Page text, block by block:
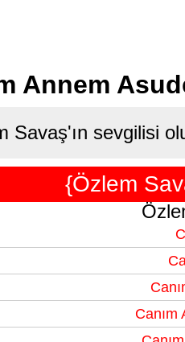
Annem
Savaş'ın sevgilisi
{Özlem